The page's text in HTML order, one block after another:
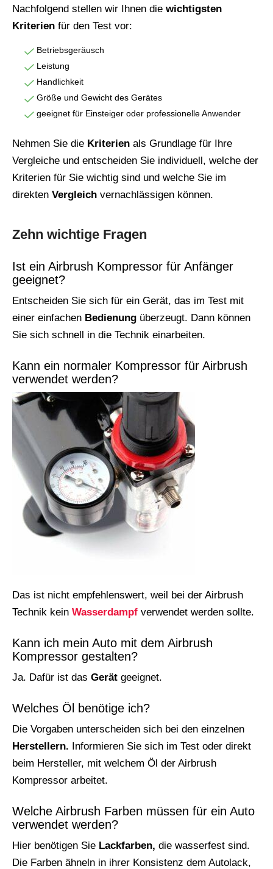
Nachfolgend stellen wir Ihnen die wichtigsten
Kriterien für den Test vor:
Betriebsgeräusch
Leistung
Handlichkeit
Größe und Gewicht des Gerätes
geeignet für Einsteiger oder professionelle Anwender
Nehmen Sie die Kriterien als Grundlage für Ihre
Vergleiche und entscheiden Sie individuell, welche der
Kriterien für Sie wichtig sind und welche Sie im
direkten Vergleich vernachlässigen können.
Zehn wichtige Fragen
Ist ein Airbrush Kompressor für Anfänger
geeignet?
Entscheiden Sie sich für ein Gerät, das im Test mit
einer einfachen Bedienung überzeugt. Dann können
Sie sich schnell in die Technik einarbeiten.
Kann ein normaler Kompressor für Airbrush
verwendet werden?
Das ist nicht empfehlenswert, weil bei der Airbrush
Technik kein Wasserdampf verwendet werden sollte.
Kann ich mein Auto mit dem Airbrush
Kompressor gestalten?
Ja. Dafür ist das Gerät geeignet.
Welches Öl benötige ich?
Die Vorgaben unterscheiden sich bei den einzelnen
Herstellern. Informieren Sie sich im Test oder direkt
beim Hersteller, mit welchem Öl der Airbrush
Kompressor arbeitet.
Welche Airbrush Farben müssen für ein Auto
verwendet werden?
Hier benötigen Sie Lackfarben, die wasserfest sind.
Die Farben ähneln in ihrer Konsistenz dem Autolack,